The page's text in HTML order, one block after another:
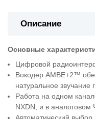
Описание
Основные
Цифровой
Вокодер AMBE+2™
натуральное звучание
Работа на одном
NXDN, и в